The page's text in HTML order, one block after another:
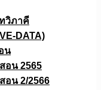
วิภาคี
DATA)
น
อน 2565
อน 2/2566